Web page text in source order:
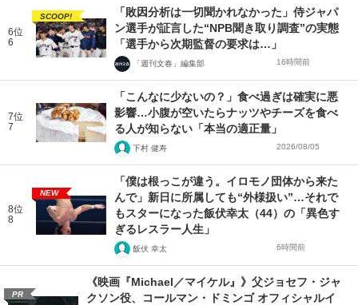
6位
6
SCOOP!
「敗因分析は一切聞かれなかった」侍ジャパ
ン選手が証言した“NPB聞き取り調査”の実態
「選手から次期監督の要求は…」
「週刊文春」編集部 16時間前
7位
7
「こんなに少ないの？」食べ過ぎは確実に悪
影響…小腹が空いたらナッツやチーズを食べ
る人が知らない「本当の適正量」
下村 健寿 2026/08/05
8位
8
NEW
「僕は根っこが違う。イロモノ団体から来た
んで」新日に所属しても“外様扱い”…それで
もスターになった飯伏幸太（44）の「異色す
ぎるレスラー人生」
飯伏 幸太 6時間前
PR
《映画『Michael／マイケル』》父ジョセフ・ジャ
クソン役、コールマン・ドミンゴ オフィシャルイ